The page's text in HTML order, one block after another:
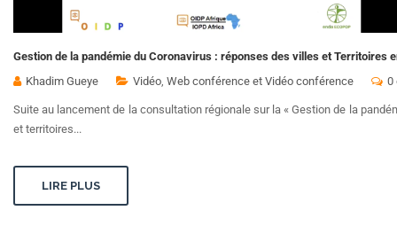
Gestion de la pandémie du Coronavirus : réponses des villes et Territoires
Khadim Gueye
Vidéo, Web conférence et Vidéo conférence 0
Suite au lancement de la consultation régionale sur la « Gestion de la
et territoires...
LIRE PLUS